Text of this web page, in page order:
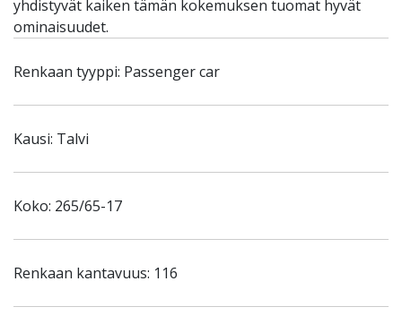
yhdistyvät kaiken tämän kokemuksen tuomat hyvät
ominaisuudet.
Renkaan tyyppi: Passenger car
Kausi: Talvi
Koko: 265/65-17
Renkaan kantavuus: 116